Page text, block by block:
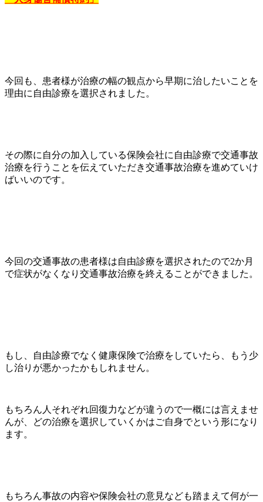
今回も、患者様が治療の幅の観点から早期に治したいことを
理由に自由診療を選択されました。
その際に自分の加入している保険会社に自由診療で交通事故
治療を行うことを伝えていただき交通事故治療を進めていけ
ばいいのです。
今回の交通事故の患者様は自由診療を選択されたので2か月
で症状がなくなり交通事故治療を終えることができました。
もし、自由診療でなく健康保険で治療をしていたら、もう少
し治りが悪かったかもしれません。
もちろん人それぞれ回復力などが違うので一概には言えませ
んが、どの治療を選択していくかはご自身でという形になり
ます。
もちろん事故の内容や保険会社の意見なども踏まえて何が一